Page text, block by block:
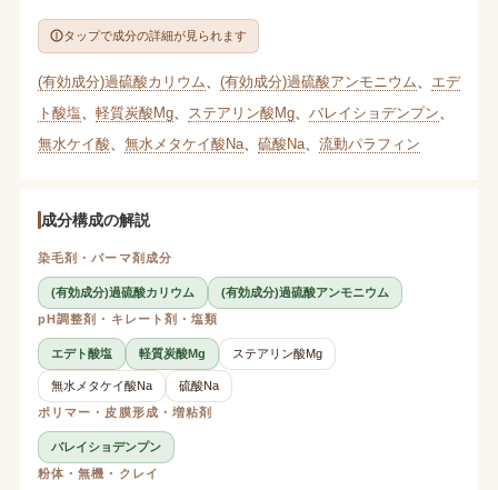
タップで成分の詳細が見られます
(有効成分)過硫酸カリウム (有効成分)過硫酸アンモニウム
エデ
ト酸塩
軽質炭酸Mg、 ステアリン酸Mg、 バレイショデンプン
無水ケイ酸
無水メタケイ酸Na、 硫酸Na、 流動パラフィン
成分構成の解説
染毛剤・パーマ剤成分
(有効成分)過硫酸カリウム
(有効成分)過硫酸アンモニウム
pH調整剤・キレート剤・塩類
エデト酸塩 軽質炭酸Mg ステアリン酸Mg
無水メタケイ酸Na
硫酸Na
ポリマー・皮膜形成・増粘剤
バレイショデンプン
粉体・無機・クレイ